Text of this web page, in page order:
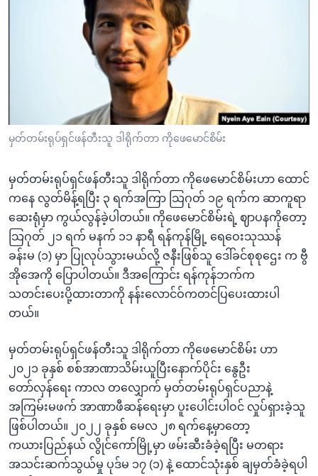
ကြည့်
ရှာဖွေ
ရန်
နေရာ
သို့
ကျော်
ရန်
ရုပ်ရှင်ထဲက အင်္ဂလိပ်စာ
သုတပဒေသာ အင်္ဂလိပ်စာ
ရေဒီယို/တီဗွီအစီအစဉ်
Learning English
ဗွီအိုအေ လူမှုကွန်ယက်များ
ဘာသာစကားများ
မှတ်တမ်းရုပ်ရှင်ဖန်တီးသူ ဒါရိုက်တာ ကိုဖေမောင်စိမ်း
မှတ်တမ်းရုပ်ရှင်ဖန်တီးသူ ဒါရိုက်တာ ကိုဖေမောင်စိမ်းဟာ ထောင်
ကနေ လွတ်မိန့်ရပြီး ၃ ရက်အကြာ သြဂုတ် ၁၉ ရက်က ဆာကူရာ
ဆေးရုံမှာ ကွယ်လွန်ခဲ့ပါတယ်။ ကိုဖေမောင်စိမ်းရဲ့ ဈာပနကိုတော့
သြဂုတ် ၂၁ ရက် မနက် ၁၁ နာရီ ရန်ကုန်မြို့ ရေဝေးသုဿန်
ခန်းမ (၁) မှာ ပြုလုပ်သွားမယ်လို့ ဇနီးဖြစ်သူ ဒေါ်ခင်စုစုဌေး က ဗွီ
အိုအေကို ပြောပါတယ်။ ဒီအကြောင်း ရန်ကုန်ဘက်က
သတင်းပေးပို့ထားတာကို နန်းလောင်ဝ်ကတင်ပြပေးထားပါ
တယ်။
မှတ်တမ်းရုပ်ရှင်ဖန်တီးသူ ဒါရိုက်တာ ကိုဖေမောင်စိမ်း ဟာ
၂၀၂၁ ခုနှစ် စစ်အာဏာသိမ်းယူပြီးနောက်ပိုင်း နွေဦး
တော်လှန်ရေး ကာလ တလျှောက် မှတ်တမ်းရုပ်ရှင်ပညာနဲ့
အကြမ်းမဖက် အာဏာဖီဆန်ရေးမှာ ပူးပေါင်းပါဝင် လှုပ်ရှားခဲ့သူ
ဖြစ်ပါတယ်။ ၂၀၂၂ ခုနှစ် မေလ ၂၈ ရက်နေ့မှာတော့
ကယားပြည်နယ် လွိုင်ကော်မြို့မှာ ဖမ်းဆီးခံခဲ့ရပြီး မတရား
အသင်းဆက်သွယ်မှု ပုဒ်မ ၁၇ (၁) နဲ့ ထောင်သုံးနှစ် ချမှတ်ခံခဲ့ရပါ